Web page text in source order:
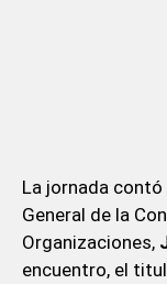
La jornada
General de la
Organizaciones,
encuentro, el